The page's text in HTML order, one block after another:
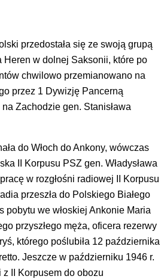
przedostała się ze swoją grupą
Heren w dolnej Saksonii, które po
chwilowo przemianowano na
przez 1 Dywizję Pancerną
Zachodzie gen. Stanisława
do Włoch do Ankony, wówczas
II Korpusu PSZ gen. Władysława
w rozgłośni radiowej II Korpusu
przeszła do Polskiego Białego
pobytu we włoskiej Ankonie Maria
przyszłego męża, oficera rezerwy
którego poślubiła 12 października
Jeszcze w październiku 1946 r.
II Korpusem do obozu